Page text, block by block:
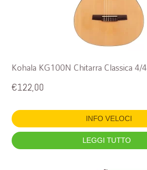
Kohala KG100N Chitarra Classica 4/4
€122,00
INFO VELOCI
LEGGI TUTTO